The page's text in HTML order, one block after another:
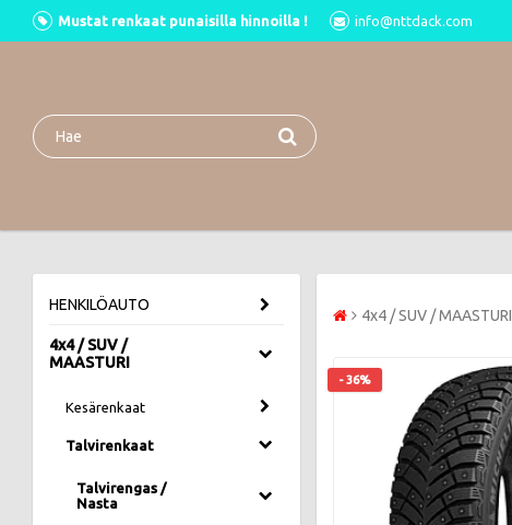
Mustat renkaat punaisilla hinnoilla ! info@nttdack.com
HENKILÖAUTO
4x4 / SUV /
MAASTURI
Kesärenkaat
Talvirenkaat
Talvirengas /
Nasta
4x4 / SUV / MAASTURI
- 36%